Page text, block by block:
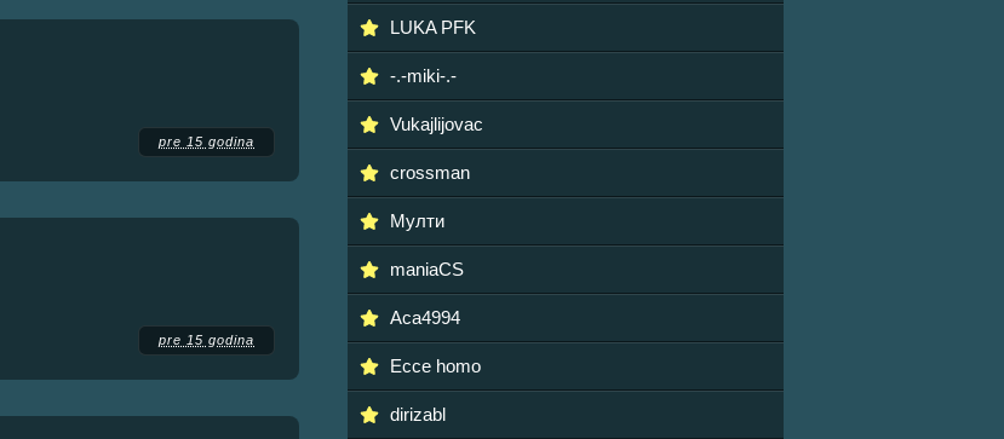
pre 15 godina
pre 15 godina
LUKA PFK
-.-miki-.-
Vukajlijovac
crossman
Мулти
maniaCS
Aca4994
Ecce homo
dirizabl